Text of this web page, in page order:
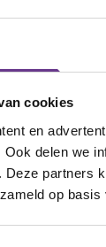
cookies
en
delen we
partners
op
vragen
blogs en
je al een